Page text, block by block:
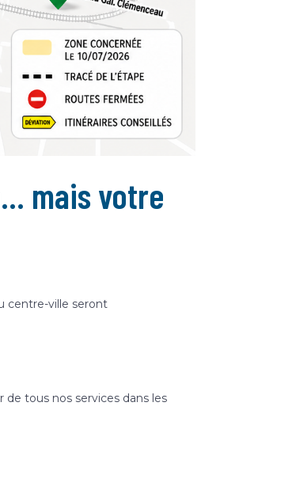
mais votre
centre-ville seront
tous nos services dans les